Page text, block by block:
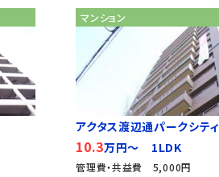
マンション
アクタス渡辺通パークシティ
10.3万円～ 1LDK
管理費・共益費 5,000円